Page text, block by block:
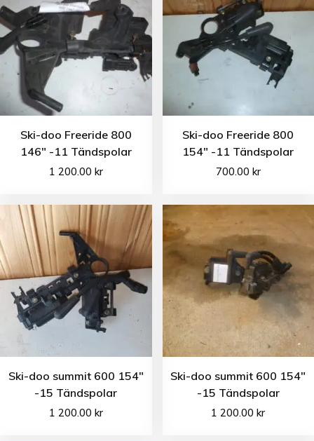
Ski-doo Freeride 800
146″ -11 Tändspolar
1 200.00 kr
Ski-doo Freeride 800
154″ -11 Tändspolar
700.00 kr
Ski-doo summit 600 154″
-15 Tändspolar
1 200.00 kr
Ski-doo summit 600 154″
-15 Tändspolar
1 200.00kr